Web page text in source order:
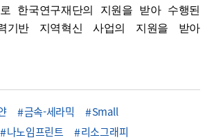
한국연구재단의 지원을 받아 수행된
기반 지역혁신 사업의 지원을 받아
금속-세라믹
Small
나노임프린트
리소그래피